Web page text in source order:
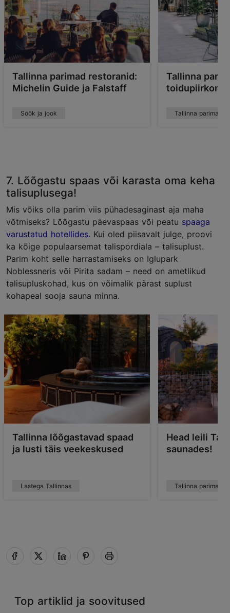
Tallinna parimad restoranid:
Michelin Guide ja Falstaff
Söök ja jook
Tallinna
Tallinna parimad
7. Lõõgastu spaas või karasta oma keha
talisuplusega!
Mis võiks olla parim viis pühadesaginast aja maha
võtmiseks? Lõõgastu päevaspaas või peatu spaaga
varustatud hotellides. Kui oled piisavalt julge, proovi
ka kõige populaarsemat talispordiala – talisuplust.
Parim koht selle harrastamiseks on Iglupark
Noblessneris või Pirita sadam – need on ametlikud
talisupluskohad, kus on võimalik pärast suplust
kohapeal sooja sauna minna.
Tallinna lõõgastavad spaad
ja lusti täis veekeskused
Lastega Tallinnas
Head leili
saunades!
Tallinna parimad
Top artiklid ja soovitused